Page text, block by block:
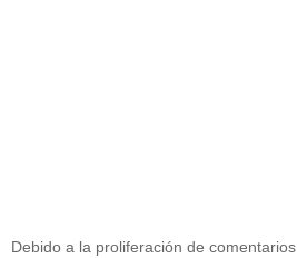
Debido a la proliferación de comentarios